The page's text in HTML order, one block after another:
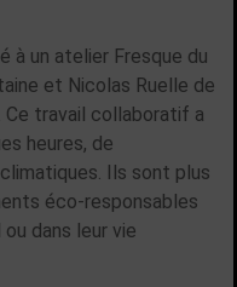
à un atelier Fresque du
et Nicolas Ruelle de
. Ce travail collaboratif a
heures, de
Ils sont plus
éco-responsables
dans leur vie